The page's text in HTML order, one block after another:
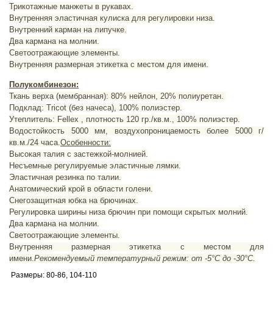
Трикотажные манжеты в рукавах.
Внутренняя эластичная кулиска для регулировки низа.
Внутренний карман на липучке.
Два кармана на молнии.
Светоотражающие элементы.
Внутренняя размерная этикетка с местом для имени.
Полукомбинезон:
Ткань верха (мембранная): 80% нейлон, 20% полиуретан.
Подклад: Tricot (без начеса), 100% полиэстер.
Утеплитель: Fellex , плотность 120 гр./кв.м., 100% полиэстер.
Водостойкость 5000 мм, воздухопроницаемость более 5000 г/
кв.м./24 часа.Особенности:
Высокая талия с застежкой-молнией.
Несъемные регулируемые эластичные лямки.
Эластичная резинка по талии.
Анатомический крой в области голени.
Снегозащитная юбка на брючинах.
Регулировка ширины низа брючин при помощи скрытых молний.
Два кармана на молнии.
Светоотражающие элементы.
Внутренняя размерная этикетка с местом для
имени.Рекомендуемый температурный режим: от -5°С до -30°С.
Размеры: 80-86, 104-110